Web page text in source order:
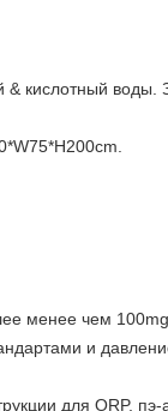
& кислотный
менее чем
и
для ORP,